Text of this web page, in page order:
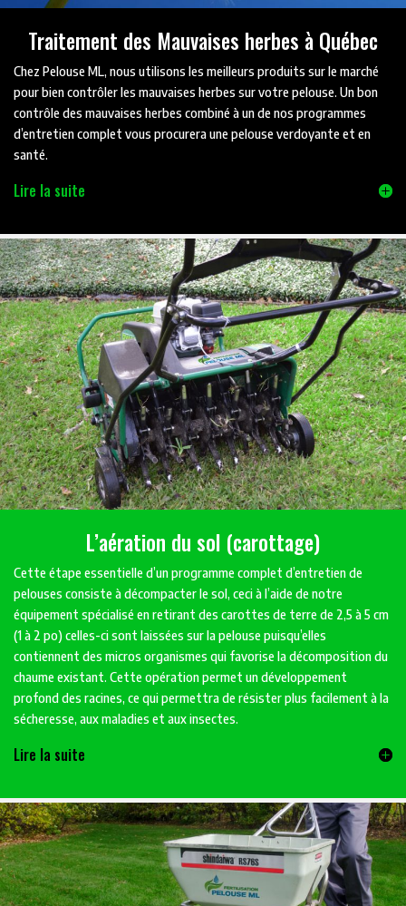
Traitement des Mauvaises herbes à Québec
Chez Pelouse ML, nous utilisons les meilleurs produits sur le marché
pour bien contrôler les mauvaises herbes sur votre pelouse. Un bon
contrôle des mauvaises herbes combiné à un de nos programmes
d’entretien complet vous procurera une pelouse verdoyante et en
santé.
Lire la suite
L’aération du sol (carottage)
Cette étape essentielle d’un programme complet d’entretien de
pelouses consiste à décompacter le sol, ceci à l’aide de notre
équipement spécialisé en retirant des carottes de terre de 2,5 à 5 cm
(1 à 2 po) celles-ci sont laissées sur la pelouse puisqu’elles
contiennent des micros organismes qui favorise la décomposition du
chaume existant. Cette opération permet un développement
profond des racines, ce qui permettra de résister plus facilement à la
sécheresse, aux maladies et aux insectes.
Lire la suite